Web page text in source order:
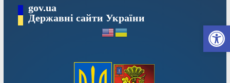
вмісту
gov.ua
Державні сайти України